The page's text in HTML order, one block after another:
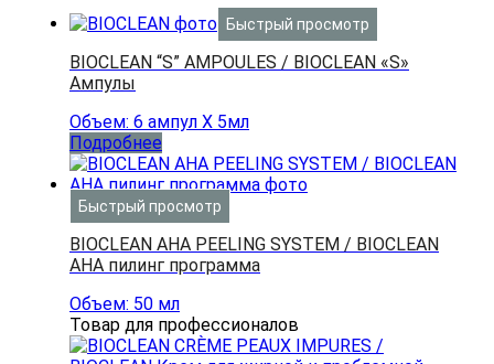
Быстрый просмотр
BIOCLEAN “S” AMPOULES / BIOCLEAN «S»
Ампулы
Объем: 6 ампул Х 5мл
Подробнее
Быстрый просмотр
BIOCLEAN AHA PEELING SYSTEM / BIOCLEAN
АНА пилинг программа
Объем: 50 мл
Товар для профессионалов